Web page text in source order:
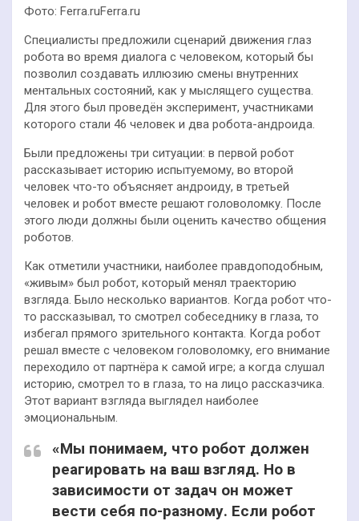
Фото: Ferra.ruFerra.ru
Специалисты предложили сценарий движения глаз
робота во время диалога с человеком, который бы
позволил создавать иллюзию смены внутренних
ментальных состояний, как у мыслящего существа.
Для этого был проведён эксперимент, участниками
которого стали 46 человек и два робота-андроида.
Были предложены три ситуации: в первой робот
рассказывает историю испытуемому, во второй
человек что-то объясняет андроиду, в третьей
человек и робот вместе решают головоломку. После
этого люди должны были оценить качество общения
роботов.
Как отметили участники, наиболее правдоподобным,
«живым» был робот, который менял траекторию
взгляда. Было несколько вариантов. Когда робот что-
то рассказывал, то смотрел собеседнику в глаза, то
избегал прямого зрительного контакта. Когда робот
решал вместе с человеком головоломку, его внимание
переходило от партнёра к самой игре; а когда слушал
историю, смотрел то в глаза, то на лицо рассказчика.
Этот вариант взгляда выглядел наиболее
эмоциональным.
«Мы понимаем, что робот должен
реагировать на ваш взгляд. Но в
зависимости от задач он может
вести себя по-разному. Если робот